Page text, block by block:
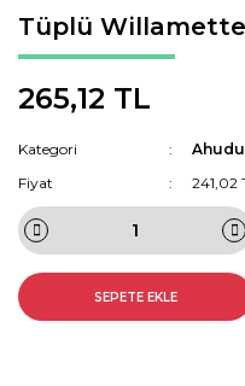
Tüplü
265,12 TL
Kategori
Fiyat
241,02
SEPETE EKLE